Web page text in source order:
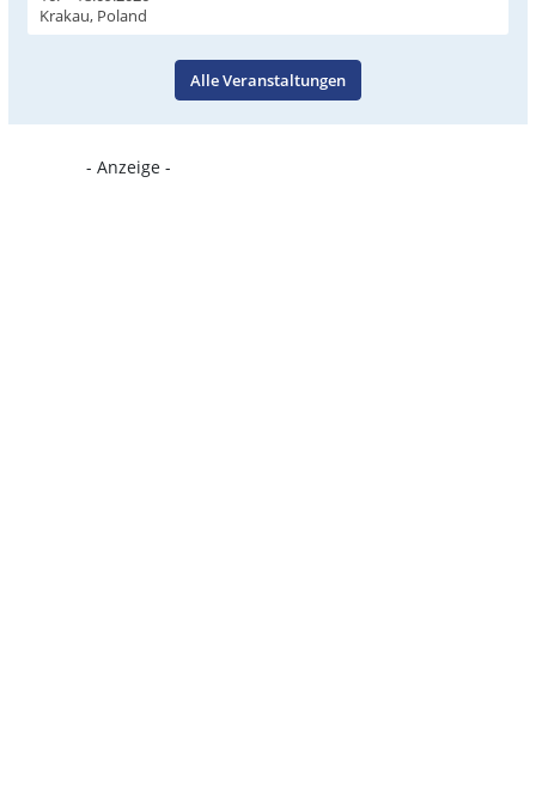
Krakau, Poland
Alle Veranstaltungen
- Anzeige -